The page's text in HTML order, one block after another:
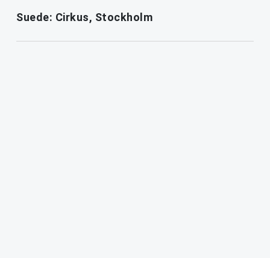
Suede: Cirkus, Stockholm